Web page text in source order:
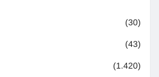
(30)
(43)
(1.420)